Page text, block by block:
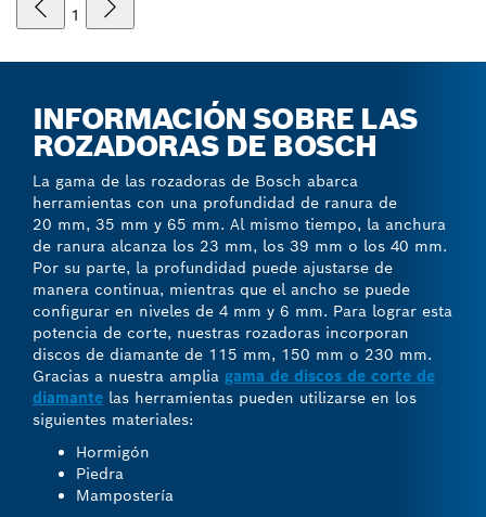
1
INFORMACIÓN SOBRE LAS
ROZADORAS DE BOSCH
La gama de las rozadoras de Bosch abarca
herramientas con una profundidad de ranura de
20 mm, 35 mm y 65 mm. Al mismo tiempo, la anchura
de ranura alcanza los 23 mm, los 39 mm o los 40 mm.
Por su parte, la profundidad puede ajustarse de
manera continua, mientras que el ancho se puede
configurar en niveles de 4 mm y 6 mm. Para lograr esta
potencia de corte, nuestras rozadoras incorporan
discos de diamante de 115 mm, 150 mm o 230 mm.
Gracias a nuestra amplia gama de discos de corte de
diamante las herramientas pueden utilizarse en los
siguientes materiales:
Hormigón
Piedra
Mampostería